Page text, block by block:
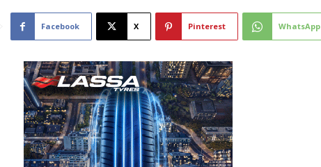
Facebook X Pinterest WhatsApp